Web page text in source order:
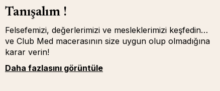
Tanışalım !
Felsefemizi, değerlerimizi ve mesleklerimizi keşfedin…
ve Club Med macerasının size uygun olup olmadığına
karar verin!
Daha fazlasını görüntüle